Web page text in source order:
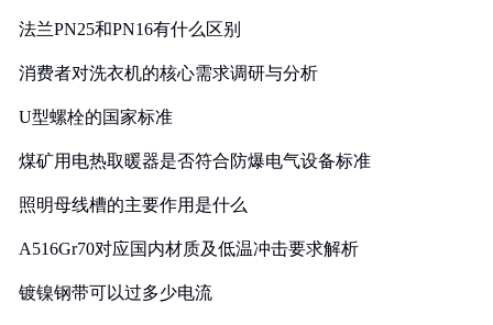
法兰PN25和PN16有什么区别
消费者对洗衣机的核心需求调研与分析
U型螺栓的国家标准
煤矿用电热取暖器是否符合防爆电气设备标准
照明母线槽的主要作用是什么
A516Gr70对应国内材质及低温冲击要求解析
镀镍钢带可以过多少电流